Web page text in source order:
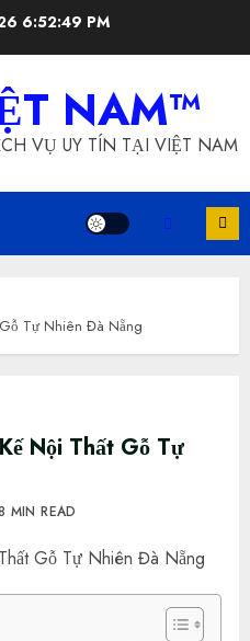
6:52:50 PM
NAM™
VỤ UY TÍN TẠI VIỆT NAM
Tự Nhiên Đà Nẵng
Nội Thất Gỗ Tự
MIN READ